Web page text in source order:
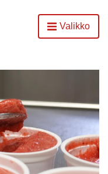
AvaaValikko